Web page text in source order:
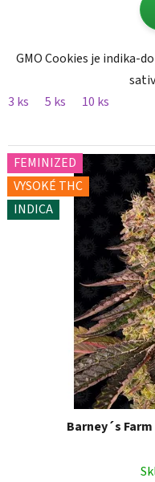
GMO Cookies je indika-
3 ks
5 ks 10 ks
FEMINIZED
VYSOKÉ THC
INDICA
Barney´s